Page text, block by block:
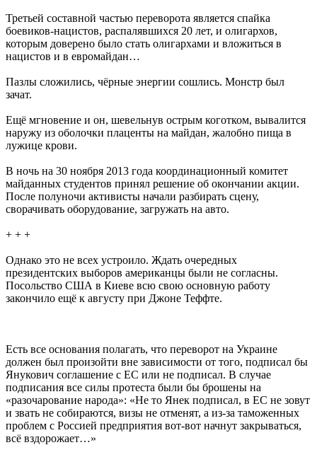
Третьей составной частью переворота является спайка
боевиков-нацистов, распалявшихся 20 лет, и олигархов,
которым доверено было стать олигархами и вложиться в
нацистов и в евромайдан…
Пазлы сложились, чёрные энергии сошлись. Монстр был
зачат.
Ещё мгновение и он, шевельнув острым коготком, вывалится
наружу из оболочки плаценты на майдан, жалобно пища в
лужице крови.
В ночь на 30 ноября 2013 года координационный комитет
майданных студентов принял решение об окончании акции.
После полуночи активисты начали разбирать сцену,
сворачивать оборудование, загружать на авто.
+ + +
Однако это не всех устроило. Ждать очередных
президентских выборов американцы были не согласны.
Посольство США в Киеве всю свою основную работу
закончило ещё к августу при Джоне Теффте.
Есть все основания полагать, что переворот на Украине
должен был произойти вне зависимости от того, подписал бы
Янукович соглашение с ЕС или не подписал. В случае
подписания все силы протеста были бы брошены на
«разочарование народа»: «Не то Янек подписал, в ЕС не зовут
и звать не собираются, визы не отменят, а из-за таможенных
проблем с Россией предприятия вот-вот начнут закрываться,
всё вздорожает…»